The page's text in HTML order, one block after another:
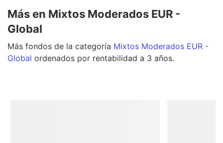
Más en Mixtos Moderados EUR -
Global
Más fondos de la categoría Mixtos Moderados EUR -
Global ordenados por rentabilidad a 3 años.